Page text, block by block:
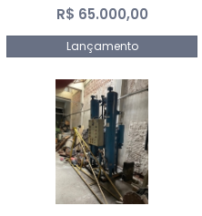
R$ 65.000,00
Lançamento